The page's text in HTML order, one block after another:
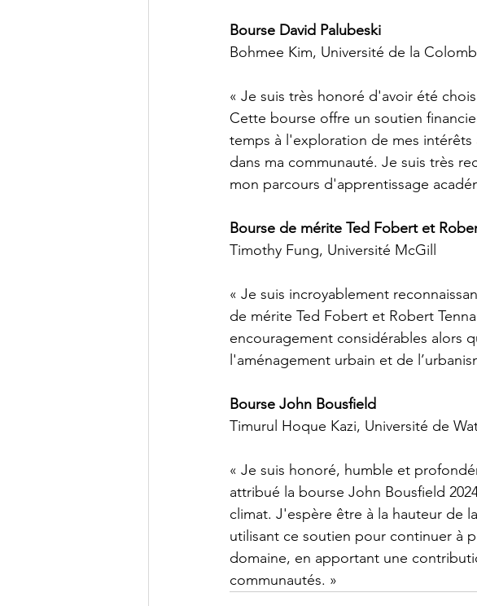
Bourse David Palubeski
Bohmee Kim, Université de la
« Je suis très honoré d'avoir été
Cette bourse offre un soutien
temps à l'exploration de mes
dans ma communauté. Je suis très
mon parcours d'apprentissage
Bourse de mérite Ted Fobert et
Timothy Fung, Université McGill
« Je suis incroyablement
de mérite Ted Fobert et Robert
encouragement considérables alors
l'aménagement urbain et de
Bourse John Bousfield
Timurul Hoque Kazi, Université de
« Je suis honoré, humble et
attribué la bourse John Bousfield
climat. J'espère être à la hauteur de
utilisant ce soutien pour continuer à
domaine, en apportant une
communautés. »